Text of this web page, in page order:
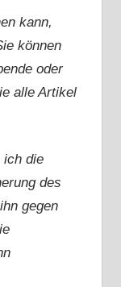
kann,
können
oder
alle Artikel
ich die
des
gegen